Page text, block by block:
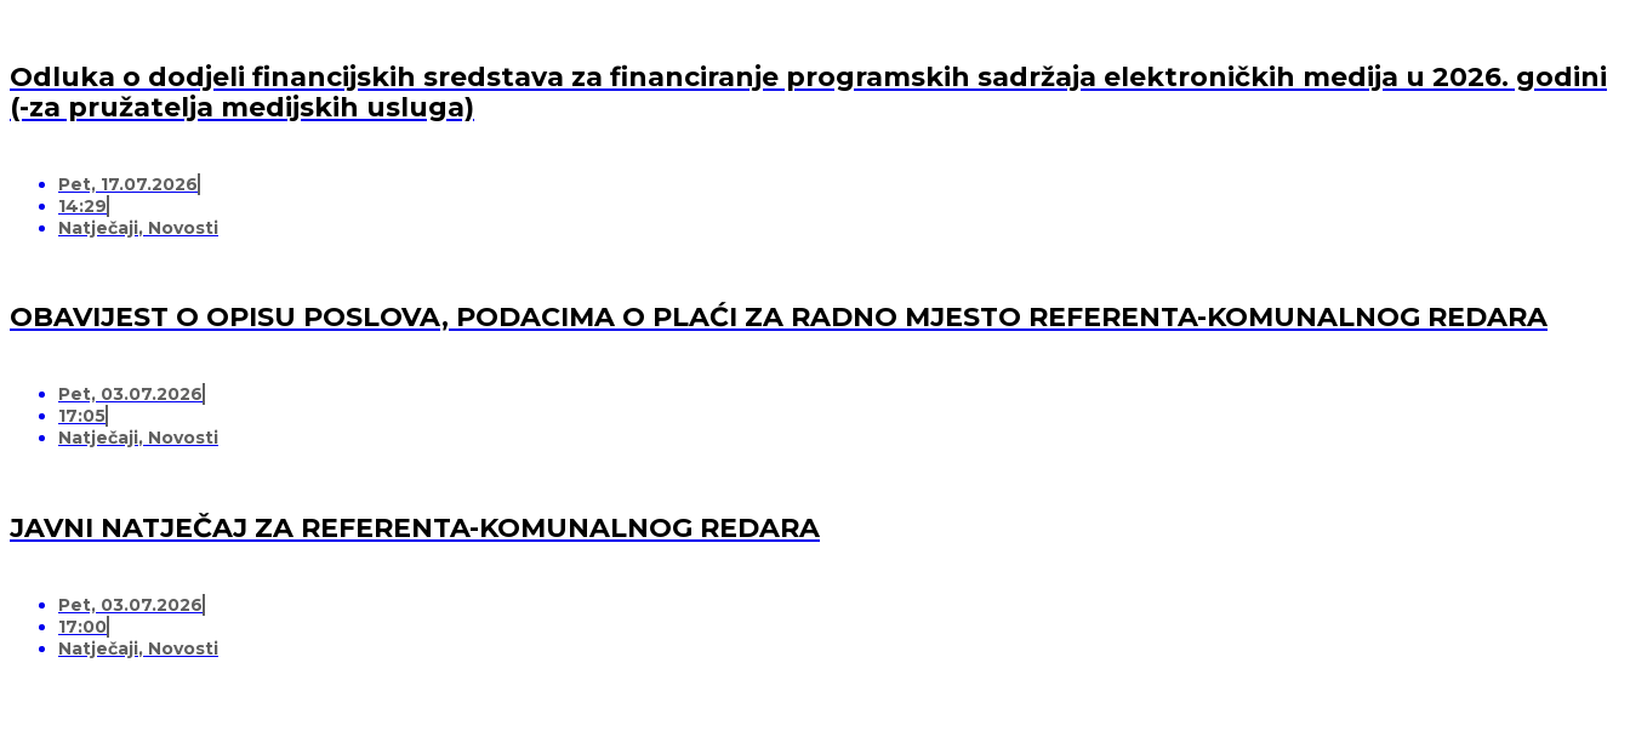
Odluka o dodjeli financijskih sredstava za financiranje programskih sadržaja elektroničkih medija u 2026. godini
(-za pružatelja medijskih usluga)
Pet, 17.07.2026
14:29
Natječaji, Novosti
OBAVIJEST O OPISU POSLOVA, PODACIMA O PLAĆI ZA RADNO MJESTO REFERENTA-KOMUNALNOG REDARA
Pet, 03.07.2026
17:05
Natječaji, Novosti
JAVNI NATJEČAJ ZA REFERENTA-KOMUNALNOG REDARA
Pet, 03.07.2026
17:00
Natječaji, Novosti